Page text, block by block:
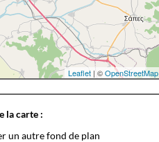
Leaflet| ©OpenStreetMap
la carte :
un autre fond de plan